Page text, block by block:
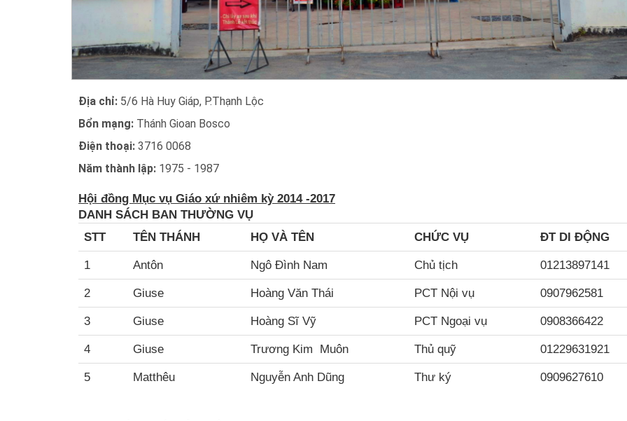
Địa chỉ: 5/6 Hà Huy Giáp, P.Thạnh Lộc
Bổn mạng: Thánh Gioan Bosco
Điện thoại: 3716 0068
Năm thành lập: 1975 - 1987
Hội đồng Mục vụ Giáo xứ nhiêm kỳ 2014 -2017
DANH SÁCH BAN THƯỜNG VỤ
STT
TÊN THÁNH HỌ VÀ TÊN CHỨC VỤ ĐT DI ĐỘNG
1 Antôn Ngô Đình Nam Chủ tịch 01213897141
2 Giuse Hoàng Văn Thái PCT Nội vụ 0907962581
3 Giuse Hoàng Sĩ Vỹ PCT Ngoại vụ 0908366422
4 Giuse Trương Kim Muôn Thủ quỹ 01229631921
5 Matthêu Nguyễn Anh Dũng Thư ký 0909627610